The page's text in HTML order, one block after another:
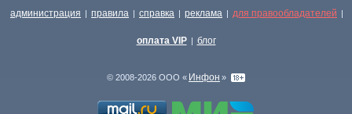
администрация | правила | справка | реклама | для правообладателей |
оплата VIP | блог
© 2008-2026 ООО « Инфон »